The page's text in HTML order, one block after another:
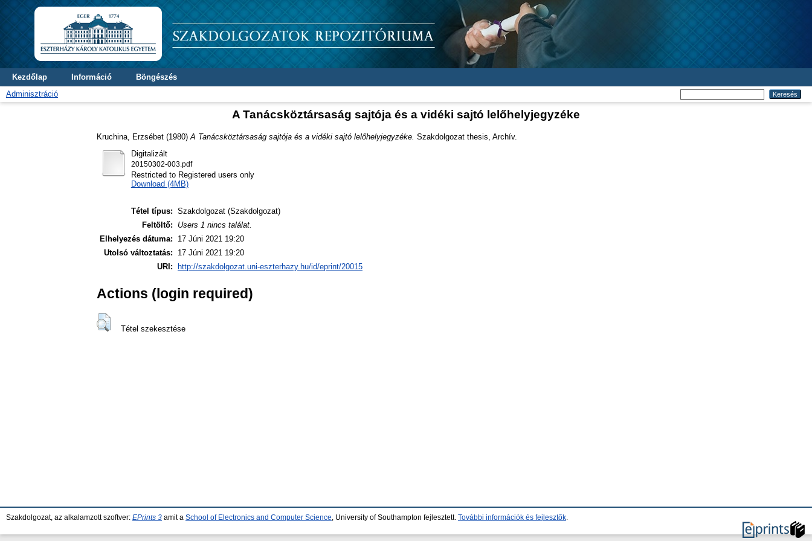
Kezdőlap Információ
Böngészés
Adminisztráció
A Tanácsköztársaság sajtója és a vidéki sajtó lelőhelyjegyzéke
Kruchina, Erzsébet (1980) A Tanácsköztársaság sajtója és a vidéki sajtó lelőhelyjegyzéke. Szakdolgozat thesis, Archív.
Digitalizált
20150302-003.pdf
Restricted to Registered users only
Download (4MB)
Tétel típus: Szakdolgozat (Szakdolgozat)
Feltöltő:
Users 1 nincs találat.
Elhelyezés dátuma:
17 Júni 2021 19:20
Utolsó változtatás:
17 Júni 2021 19:20
URI:
http://szakdolgozat.uni-eszterhazy.hu/id/eprint/20015
Actions (login required)
Tétel szekesztése
Szakdolgozat, az alkalamzott szoftver: EPrints 3 amit a School of Electronics and Computer Science , University of Southampton fejlesztett. További információk és fejlesztők